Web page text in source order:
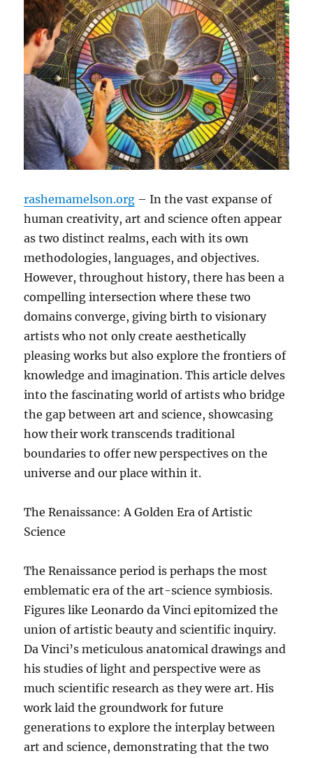
rashemamelson.org – In the vast expanse of
human creativity, art and science often appear
as two distinct realms, each with its own
methodologies, languages, and objectives.
However, throughout history, there has been a
compelling intersection where these two
domains converge, giving birth to visionary
artists who not only create aesthetically
pleasing works but also explore the frontiers of
knowledge and imagination. This article delves
into the fascinating world of artists who bridge
the gap between art and science, showcasing
how their work transcends traditional
boundaries to offer new perspectives on the
universe and our place within it.
The Renaissance: A Golden Era of Artistic
Science
The Renaissance period is perhaps the most
emblematic era of the art-science symbiosis.
Figures like Leonardo da Vinci epitomized the
union of artistic beauty and scientific inquiry.
Da Vinci’s meticulous anatomical drawings and
his studies of light and perspective were as
much scientific research as they were art. His
work laid the groundwork for future
generations to explore the interplay between
art and science, demonstrating that the two